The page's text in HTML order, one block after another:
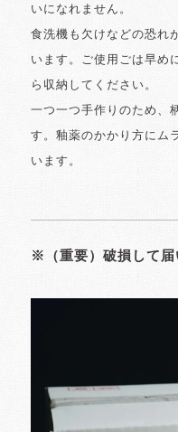
いになれません。
食洗機も欠けなどの恐れ
います。ご使用ごは早め
ら収納してください。
一つ一つ手作りのため、
す。釉薬のかかり方にム
います。
※（重要）破損して届